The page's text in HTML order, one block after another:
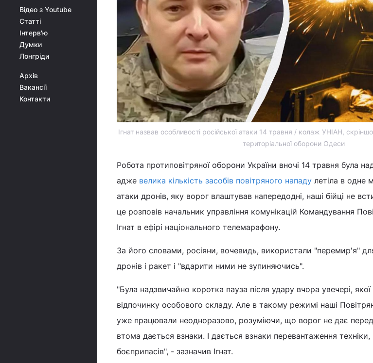
Відео з Youtube
Статті
Інтерв'ю
Думки
Лонгріди
Архів
Вакансії
Контакти
Ігнат назвав особливості російської атаки 14 травня / колаж УНІАН,
територіальної оборони Одеси
Робота протиповітряної оборони України вночі 14 травня була
адже велика кількість засобів повітряного нападу летіла в одне
атаки дронів, яку ворог влаштував напередодні, наші бійці не
це розповів начальник управління комунікацій Командування
Ігнат в ефірі національного телемарафону.
За його словами, росіяни, вочевидь, використали "перемир'я"
дронів і ракет і "вдарити ними не зупиняючись".
"Була надзвичайно коротка пауза після удару вчора увечері,
відпочинку особового складу. Але в такому режимі наші
уже працювали неодноразово, розуміючи, що ворог не дає
втома дається взнаки. І дається взнаки перевантаження
боєприпасів", - зазначив Ігнат.